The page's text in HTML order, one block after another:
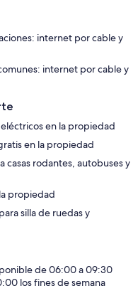
internet por cable y
internet por cable y
en la propiedad
en la propiedad
casas rodantes, autobuses y
propiedad
silla de ruedas y
de 06:00 a 09:30
los fines de semana